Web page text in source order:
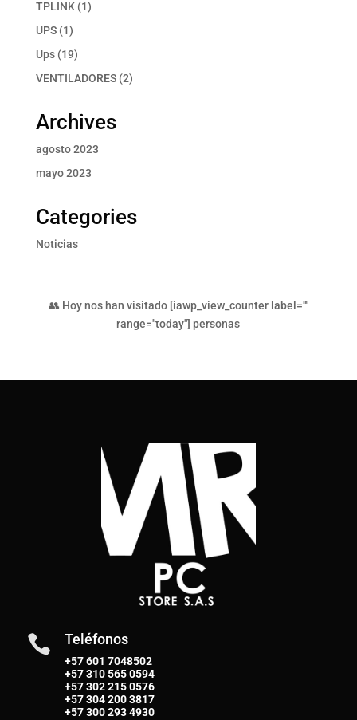
TPLINK 11
UPS 11
producto
Ups 1919
productos
VENTILADORES 22
Archives
agosto 2023
mayo 2023
Categories
Noticias
👥 Hoy nos han visitado [iawp_view_counter label=""
range="today"] personas
 Teléfonos
+57 601 7048502
+57310 565 0594
+57302 215 0576
+57304 200 3817
+57300 293 4930